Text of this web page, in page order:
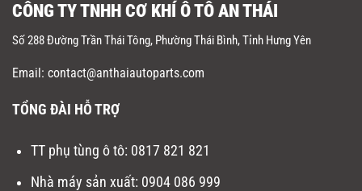
CÔNG TY TNHH CƠ KHÍ Ô TÔ AN THÁI
Số 288 Đường Trần Thái Tông, Phường Thái Bình, Tỉnh Hưng Yên
Email: contact@anthaiautoparts.com
TỔNG ĐÀI HỖ TRỢ
TT phụ tùng ô tô: 0817 821 821
Nhà máy sản xuất: 0904 086 999